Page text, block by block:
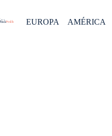
EUROPA AMÉRICA